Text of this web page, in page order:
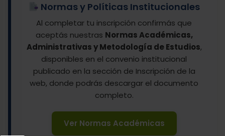
Normas y Políticas Institucionales
Al completar tu inscripción confirmás que
aceptás nuestras Normas Académicas,
Administrativas y Metodología de Estudios,
disponibles en el convenio institucional
publicado en la sección de Inscripción de la
web, donde podrás descargar el documento
completo.
Ver Normas Académicas